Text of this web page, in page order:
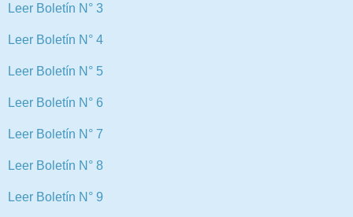
Leer Boletín N° 3
Leer Boletín N° 4
Leer Boletín N° 5
Leer Boletín N° 6
Leer Boletín N° 7
Leer Boletín N° 8
Leer Boletín N° 9